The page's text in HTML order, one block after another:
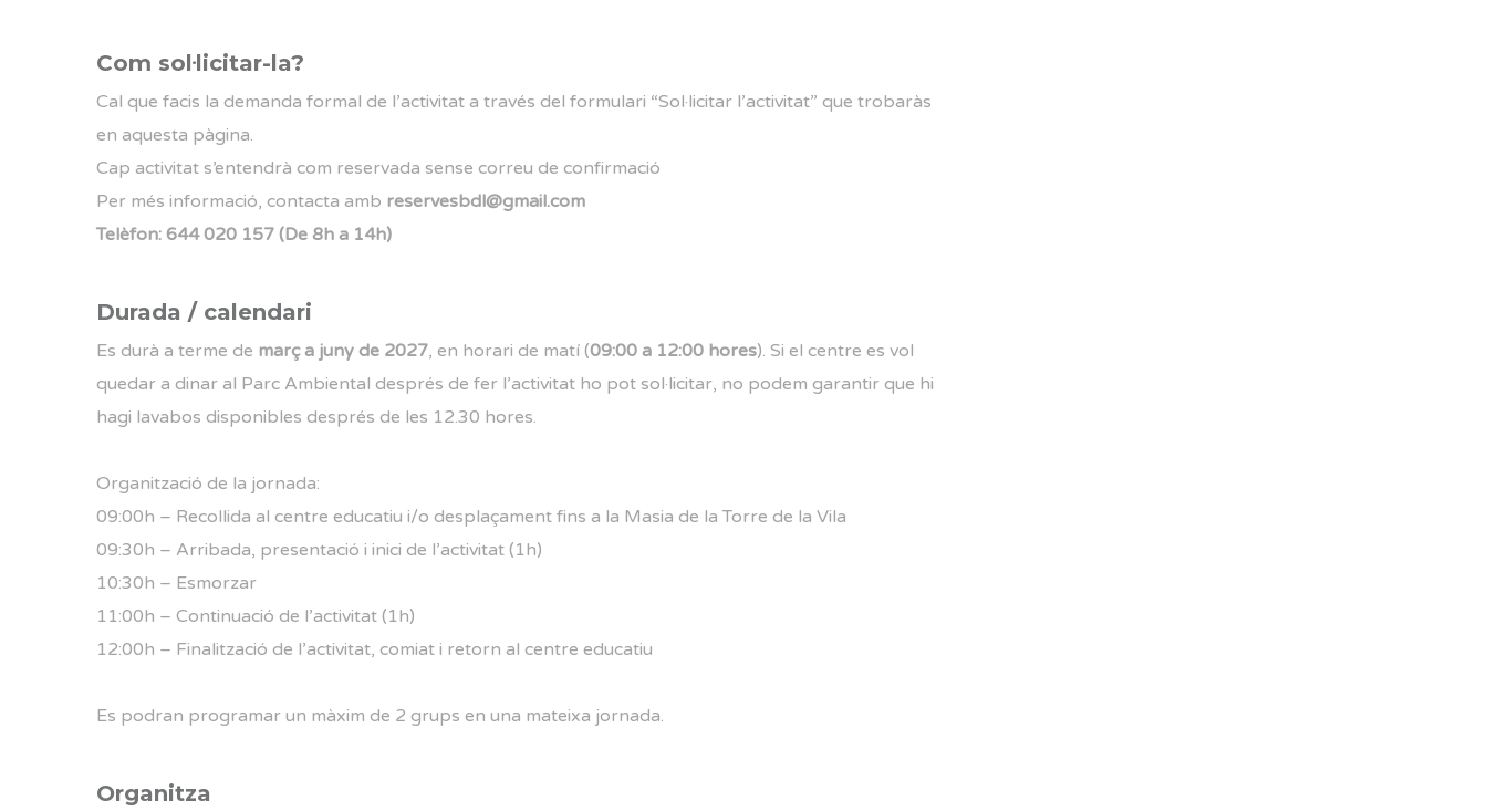
Com sol·licitar-la?
Cal que facis la demanda formal de l’activitat a través del formulari “Sol·licitar l’activitat” que trobaràs
en aquesta pàgina.
Cap activitat s’entendrà com reservada sense correu de confirmació
Per més informació, contacta amb reservesbdl@gmail.com
Telèfon: 644 020 157 (De 8h a 14h)
Durada / calendari
Es durà a terme de març a juny de 2027, en horari de matí (09:00 a 12:00 hores). Si el centre es vol
quedar a dinar al Parc Ambiental després de fer l’activitat ho pot sol·licitar, no podem garantir que hi
hagi lavabos disponibles després de les 12.30 hores.
Organització de la jornada:
09:00h – Recollida al centre educatiu i/o desplaçament fins a la Masia de la Torre de la Vila
09:30h – Arribada, presentació i inici de l’activitat (1h)
10:30h – Esmorzar
11:00h – Continuació de l’activitat (1h)
12:00h – Finalització de l’activitat, comiat i retorn al centre educatiu
Es podran programar un màxim de 2 grups en una mateixa jornada.
Organitza